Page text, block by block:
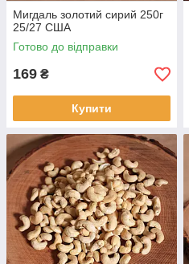
Мигдаль золотий сирий 250г
25/27 США
Готово до відправки
169 ₴
Купити